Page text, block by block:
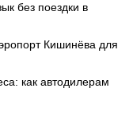
без поездки в
Кишинёва для
как автодилерам